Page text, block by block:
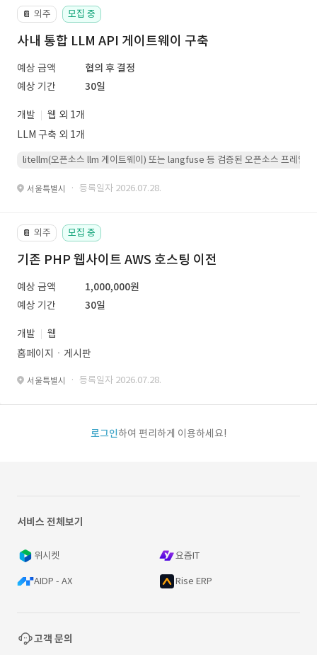
📔 외주 모집 중
사내 통합 LLM API 게이트웨이 구축
예상 금액
협의 후 결정
예상 기간
30일
개발
웹 외 1개
LLM 구축 외 1개
litellm(오픈소스 llm 게이트웨이) 또는 langfuse 등 검증된 오픈소스 프레임워
서울특별시 · 등록일자 2026.07.28.
📔 외주 모집 중
기존 PHP 웹사이트 AWS 호스팅 이전
예상 금액
1,000,000원
예상 기간
30일
개발
웹
홈페이지ㆍ게시판
서울특별시 · 등록일자 2026.07.28.
로그인하여 편리하게 이용하세요!
서비스 전체보기
위시켓 요즘IT
AIDP - AX Rise ERP
고객 문의